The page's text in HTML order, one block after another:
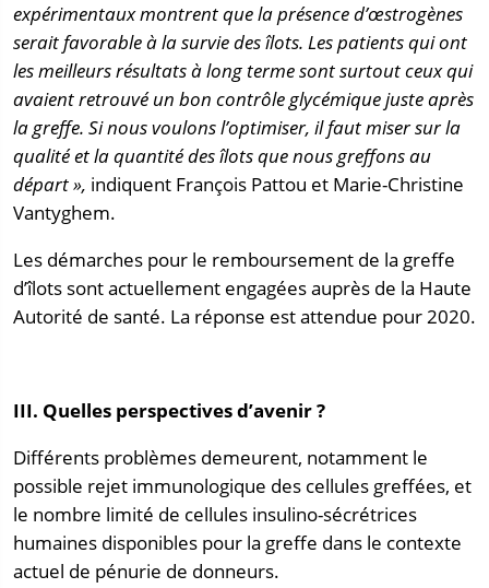
expérimentaux montrent que la présence d’œstrogènes
serait favorable à la survie des îlots. Les patients qui ont
les meilleurs résultats à long terme sont surtout ceux qui
avaient retrouvé un bon contrôle glycémique juste après
la greffe. Si nous voulons l’optimiser, il faut miser sur la
qualité et la quantité des îlots que nous greffons au
départ », indiquent François Pattou et Marie-Christine
Vantyghem.
Les démarches pour le remboursement de la greffe
d’îlots sont actuellement engagées auprès de la Haute
Autorité de santé. La réponse est attendue pour 2020.
III. Quelles perspectives d’avenir ?
Différents problèmes demeurent, notamment le
possible rejet immunologique des cellules greffées, et
le nombre limité de cellules insulino-sécrétrices
humaines disponibles pour la greffe dans le contexte
actuel de pénurie de donneurs.